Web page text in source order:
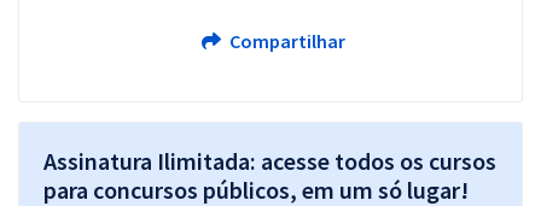
Compartilhar
Assinatura Ilimitada: acesse todos os cursos
para concursos públicos, em um só lugar!